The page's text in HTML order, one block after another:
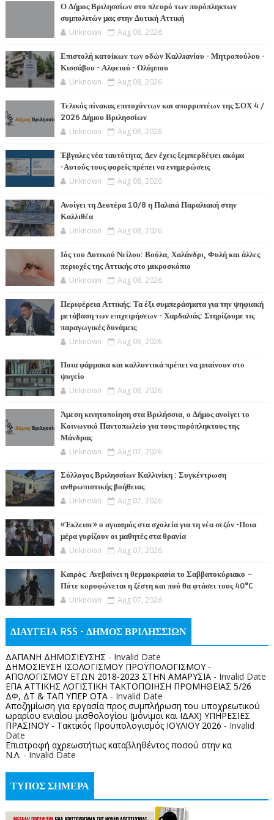
Ο Δήμος Βριλησσίων στο πλευρό των πυρόπληκτων
συμπολιτών μας στην Δυτική Αττική
Unknown Aug 08, 2026
Επιστολή κατοίκων των οδών Καλλιανίου - Μητροπούλου -
Κισσάβου - Αλφειού - Ολύμπου
Unknown Aug 08, 2026
Τελικός πίνακας επιτυχόντων και απορριπτέων της ΣΟΧ 4 /
2026 Δήμου Βριλησσίων
Unknown Aug 08, 2026
Έβγαλες νέα ταυτότητα; Δεν έχεις ξεμπερδέψει ακόμα
-Αυτούς τους φορείς πρέπει να ενημερώσεις
Unknown Aug 08, 2026
Ανοίγει τη Δευτέρα 10/8 η Παλαιά Παραλιακή στην
Καλλιθέα
Unknown Aug 08, 2026
Ιός του Δυτικού Νείλου: Βούλα, Χαλάνδρι, Φυλή και άλλες
περιοχές της Αττικής στο μικροσκόπιο
Unknown Aug 08, 2026
Περιφέρεια Αττικής: Τα έξι συμπεράσματα για την ψηφιακή
μετάβαση των επιχειρήσεων - Χαρδαλιάς: Στηρίζουμε τις
παραγωγικές δυνάμεις
Unknown Aug 08, 2026
Ποια φάρμακα και καλλυντικά πρέπει να μπαίνουν στο
ψυγείο
Unknown Aug 08, 2026
Άμεση κινητοποίηση στα Βριλήσσια, ο Δήμος ανοίγει το
Κοινωνικό Παντοπωλείο για τους πυρόπληκτους της
Μάνδρας
Unknown Aug 07, 2026
Σύλλογος Βριλησσίων Καλλινίκη : Συγκέντρωση
ανθρωπιστικής βοήθειας
Unknown Aug 07, 2026
«Έκλεισε» ο αγιασμός στα σχολεία για τη νέα σεζόν -Ποια
μέρα γυρίζουν οι μαθητές στα θρανία
Unknown Aug 07, 2026
Καιρός: Ανεβαίνει η θερμοκρασία το Σαββατοκύριακο –
Πότε κορυφώνεται η ζέστη και πού θα φτάσει τους 40°C
Unknown Aug 07, 2026
ΔΙΑΥΓΕΙΑ RSS - ΔΗΜΟΣ ΒΡΙΛΗΣΣΙΩΝ
ΔΑΠΑΝΗ ΔΗΜΟΣΙΕΥΣΗΣ - Invalid Date
ΔΗΜΟΣΙΕΥΣΗ ΙΣΟΛΟΓΙΣΜΟΥ ΠΡΟΫΠΟΛΟΓΙΣΜΟΥ -
ΑΠΟΛΟΓΙΣΜΟΥ ΕΤΩΝ 2018-2023 ΣΤΗΝ ΑΜΑΡΥΣΙΑ- Invalid Date
ΕΠΑ ΑΤΤΙΚΗΣ ΛΟΓΙΣΤΙΚΗ ΤΑΚΤΟΠΟΙΗΣΗ ΠΡΟΜΗΘΕΙΑΣ 5/26
ΔΦ, ΔΤ & ΤΑΠ ΥΠΕΡ ΟΤΑ- Invalid Date
Αποζημίωση για εργασία προς συμπλήρωση του υποχρεωτικού
ωραρίου ενιαίου μισθολογίου (μόνιμοι και ΙΔΑΧ) ΥΠΗΡΕΣΙΕΣ
ΠΡΑΣΙΝΟΥ - Τακτικός Προυπολογισμός ΙΟΥΛΙΟΥ 2026 - Invalid
Date
Επιστροφή αχρεωστήτως καταβληθέντος ποσoύ στην κα
Ν.Λ. - Invalid Date
ΤΥΠΟΣ ΣΗΜΕΡΑ